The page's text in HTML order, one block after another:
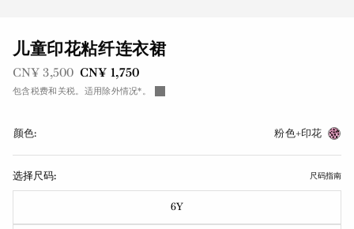
儿童印花粘纤连衣裙
之前是
CN¥ 3,500现在是
CN¥ 1,750
包含税费和关税。适用除外情况*。
颜色: 粉色+印花
选择尺码: 尺码指南
6Y